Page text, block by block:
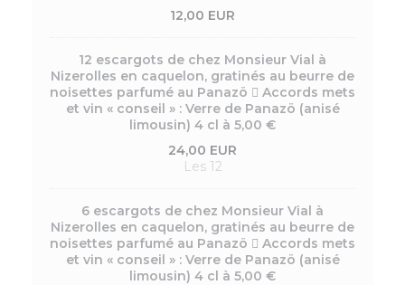
12,00 EUR
12 escargots de chez Monsieur Vial à
Nizerolles en caquelon, gratinés au beurre de
noisettes parfumé au Panazö  Accords mets
et vin « conseil » : Verre de Panazö (anisé
limousin) 4 cl à 5,00 €
24,00 EUR
Les 12
6 escargots de chez Monsieur Vial à
Nizerolles en caquelon, gratinés au beurre de
noisettes parfumé au Panazö  Accords mets
et vin « conseil » : Verre de Panazö (anisé
limousin) 4 cl à 5,00 €